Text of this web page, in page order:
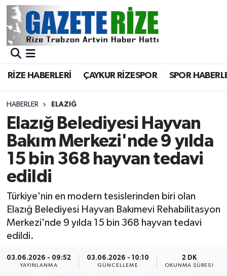
RİZE HABERLERİ ÇAYKUR RİZESPOR SPOR
HABERLER ELAZIĞ
Elazığ Belediyesi Hayvan
Bakım Merkezi'nde 9 yılda
15 bin 368 hayvan tedavi
edildi
Türkiye'nin en modern tesislerinden biri olan
Elazığ Belediyesi Hayvan Bakımevi Rehabilitasyon
Merkezi'nde 9 yılda 15 bin 368 hayvan tedavi
edildi.
03.06.2026 - 09:52
YAYINLANMA
03.06.2026 - 10:10
GÜNCELLEME
2 DK
OKUNMA SÜRESI
BÖLGEMİZ
Asayiş
Rize Jandarma Komutanlığı
Bilim Teknoloji
Bölge
Advertising news
Canlı Maç
Dış Haberler
Merkez Nöbetçi Eczaneler
Merkez Trafik Yoğunluk Haritası
Süper Lig Puan Durumu ve Fikstür
Tüm Manşetler
Son Dakika Haberleri
Haber Arşivi